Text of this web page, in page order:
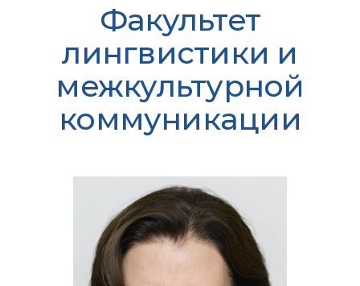
Факультет
лингвистики и
межкультурной
коммуникации